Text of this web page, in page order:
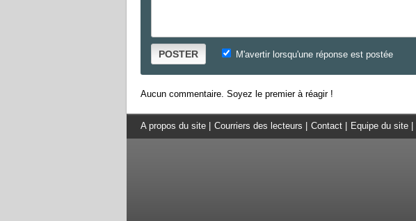
POSTER M'avertir lorsqu'une réponse est postée
Aucun commentaire. Soyez le premier à réagir !
A propos du site Courriers des lecteurs Contact Equipe du site